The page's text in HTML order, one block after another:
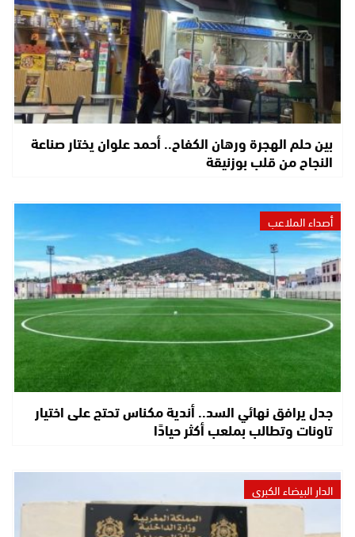
بين حلم الهجرة ورهان الكفاح.. أحمد علوان يختار صناعة
النجاح من قلب بوزنيقة
أصداء الملاعب
جدل يرافق نهائي السد.. أندية مكناس تحتج على اختيار
تاونات وتطالب بملعب أكثر حيادًا
الدار البيضاء الكبرى